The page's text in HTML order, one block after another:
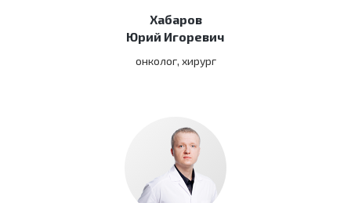
Хабаров
Юрий Игоревич
онколог, хирург